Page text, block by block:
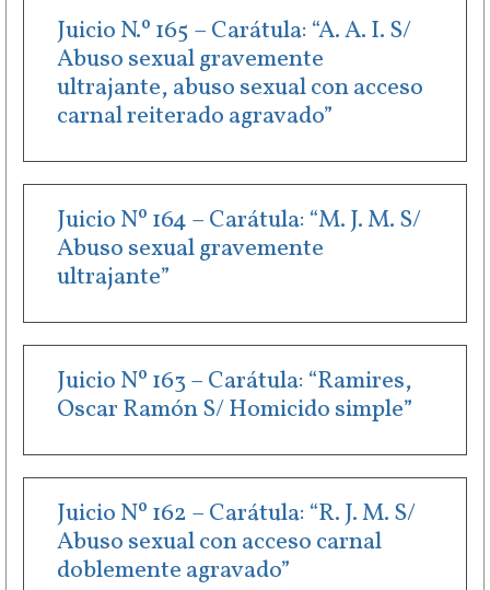
Juicio N.º 165 – Carátula: “A. A. I. S/
Abuso sexual gravemente
ultrajante, abuso sexual con acceso
carnal reiterado agravado”
Juicio Nº 164 – Carátula: “M. J. M. S/
Abuso sexual gravemente
ultrajante”
Juicio Nº 163 – Carátula: “Ramires,
Oscar Ramón S/ Homicido simple”
Juicio Nº 162 – Carátula: “R. J. M. S/
Abuso sexual con acceso carnal
doblemente agravado”